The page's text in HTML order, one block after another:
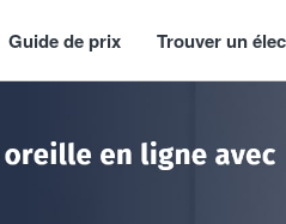
Guide de prix Trouver un